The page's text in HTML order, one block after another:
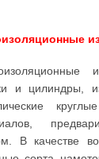
и цилиндры,
В качестве